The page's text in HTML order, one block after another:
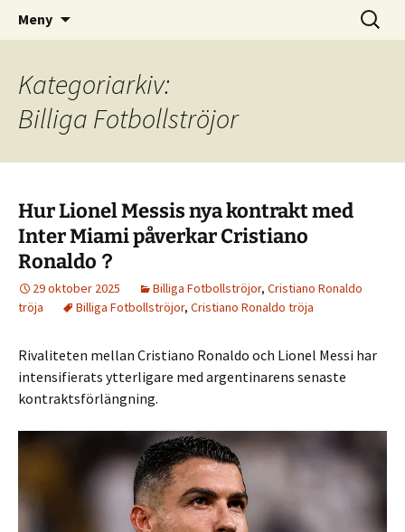
Meny
Sök
efter:
Kategoriarkiv:
Billiga Fotbollströjor
Hur Lionel Messis nya kontrakt med
Inter Miami påverkar Cristiano
Ronaldo？
29 oktober 2025 Billiga Fotbollströjor, Cristiano Ronaldo
tröja
Billiga Fotbollströjor, Cristiano Ronaldo tröja
Rivaliteten mellan Cristiano Ronaldo och Lionel Messi har
intensifierats ytterligare med argentinarens senaste
kontraktsförlängning.